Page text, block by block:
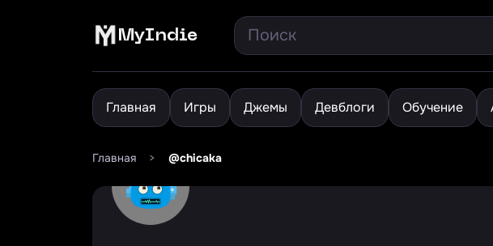
MyIndie
Главная Игры Джемы Девблоги Обучение
Главная > @chicaka